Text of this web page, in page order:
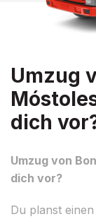
Umzug
dich
Umzug von
dich vor?
Du planst